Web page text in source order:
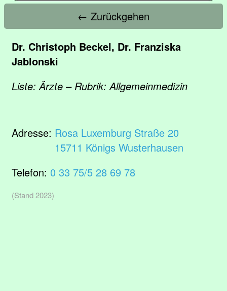
← Zurückgehen
Dr. Christoph Beckel, Dr. Franziska
Jablonski
Liste: Ärzte – Rubrik: Allgemeinmedizin
Adresse: Rosa Luxemburg Straße 20
15711 Königs Wusterhausen
Telefon: 0 33 75/5 28 69 78
(Stand 2023)